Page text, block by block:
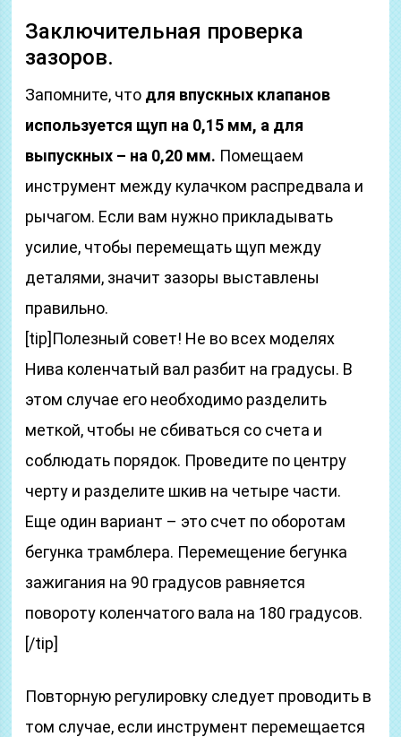
Заключительная проверка
зазоров.
Запомните, что для впускных клапанов
используется щуп на 0,15 мм, а для
выпускных – на 0,20 мм. Помещаем
инструмент между кулачком распредвала и
рычагом. Если вам нужно прикладывать
усилие, чтобы перемещать щуп между
деталями, значит зазоры выставлены
правильно.
[tip]Полезный совет! Не во всех моделях
Нива коленчатый вал разбит на градусы. В
этом случае его необходимо разделить
меткой, чтобы не сбиваться со счета и
соблюдать порядок. Проведите по центру
черту и разделите шкив на четыре части.
Еще один вариант – это счет по оборотам
бегунка трамблера. Перемещение бегунка
зажигания на 90 градусов равняется
повороту коленчатого вала на 180 градусов.
[/tip]
Повторную регулировку следует проводить в
том случае, если инструмент перемещается